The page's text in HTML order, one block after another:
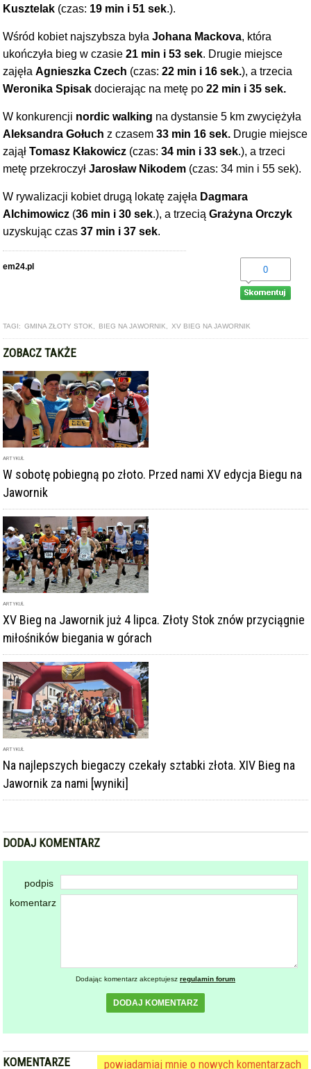
Kusztelak (czas: 19 min i 51 sek.).
Wśród kobiet najszybsza byłaJohana Mackova, która
ukończyła bieg w czasie21 min i 53 sek. Drugie miejsce
zajęłaAgnieszka Czech (czas:22 min i 16 sek.), a trzecia
Weronika Spisak docierając na metę po22 min i 35 sek.
W konkurencji nordic walking na dystansie 5 km zwyciężyła
Aleksandra Gołuch z czasem 33 min 16 sek. Drugie miejsce
zająłTomasz Kłakowicz (czas:34 min i 33 sek.), a trzeci
metę przekroczyłJarosław Nikodem (czas: 34 min i 55 sek).
W rywalizacji kobiet drugą lokatę zajęła Dagmara
Alchimowicz (36 min i 30 sek.), a trzeciąGrażyna Orczyk
uzyskując czas37 min i 37 sek.
em24.pl 0
TAGI: GMINA ZŁOTY STOK BIEG NA JAWORNIK XV BIEG NA JAWORNIK
ZOBACZ TAKŻE
ARTYKUŁ
W sobotę pobiegną po złoto. Przed nami XV edycja Biegu na
Jawornik
ARTYKUŁ
XV Bieg na Jawornik już 4 lipca. Złoty Stok znów przyciągnie
miłośników biegania w górach
ARTYKUŁ
Na najlepszych biegaczy czekały sztabki złota. XIV Bieg na
Jawornik za nami [wyniki]
DODAJ KOMENTARZ
podpis
komentarz
Dodając komentarz akceptujesz regulamin forum
DODAJ KOMENTARZ
KOMENTARZE powiadamiaj mnie o nowych komentarzach